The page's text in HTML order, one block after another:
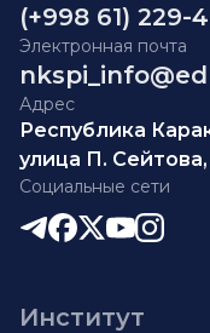
(+998 61) 229-
Электронная почта
Адрес
Республика
улица П.
Социальные сети
Институт